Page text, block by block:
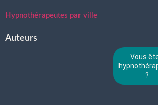
Hypnothérapeutes par ville
Auteurs
Vous
?